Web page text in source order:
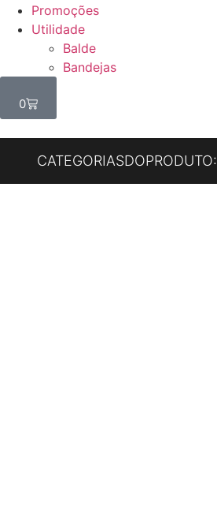
Promoções
Utilidade
Balde
Bandejas
0
CATEGORIASDOPRODUTO: